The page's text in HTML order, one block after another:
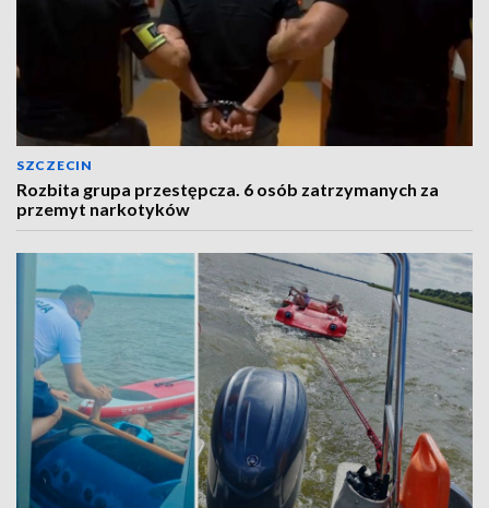
SZCZECIN
Rozbita grupa przestępcza. 6 osób zatrzymanych za
przemyt narkotyków